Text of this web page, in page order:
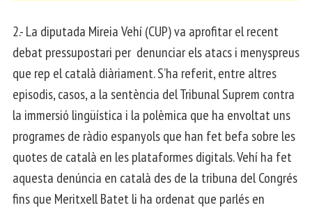
2.- La diputada Mireia Vehí (CUP) va aprofitar el recent
debat pressupostari per denunciar els atacs i menyspreus
que rep el català diàriament. S’ha referit, entre altres
episodis, casos, a la sentència del Tribunal Suprem contra
la immersió lingüística i la polèmica que ha envoltat uns
programes de ràdio espanyols que han fet befa sobre les
quotes de català en les plataformes digitals.Vehí ha fet
aquesta denúncia en català des de la tribuna del Congrés
fins que Meritxell Batet li ha ordenat que parlés en